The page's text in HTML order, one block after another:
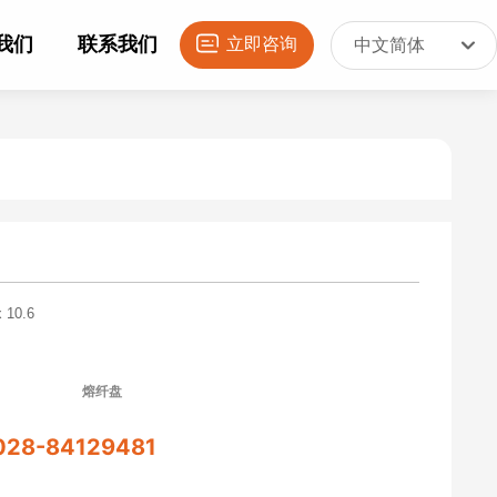
们 联系我们 立即咨询 中文简体
10.6
熔纤盘
84129481